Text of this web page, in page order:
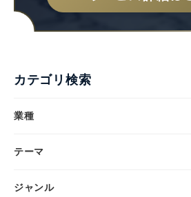
カテゴリ検索
業種
テーマ
ジャンル